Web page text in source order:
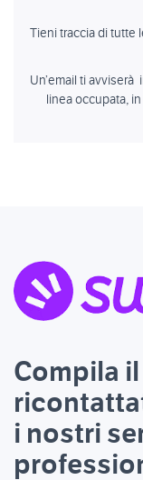
Tieni traccia di tutte
Un’email ti avviserà
linea occupata,
Compila
i nostri